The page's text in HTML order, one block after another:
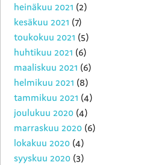
heinäkuu 2021 (2)
kesäkuu 2021 (7)
toukokuu 2021 (5)
huhtikuu 2021 (6)
maaliskuu 2021 (6)
helmikuu 2021 (8)
tammikuu 2021 (4)
joulukuu 2020 (4)
marraskuu 2020 (6)
lokakuu 2020 (4)
syyskuu 2020 (3)